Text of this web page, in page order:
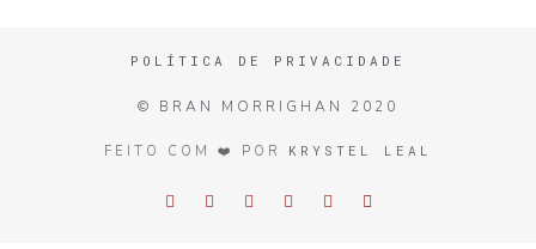
POLÍTICA DE PRIVACIDADE
© BRAN MORRIGHAN 2020
FEITO COM ❤️ POR KRYSTEL LEAL